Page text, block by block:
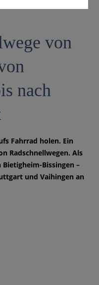
von
nach
Fahrrad holen. Ein
Radschnellwegen. Als
Bissingen –
und Vaihingen an